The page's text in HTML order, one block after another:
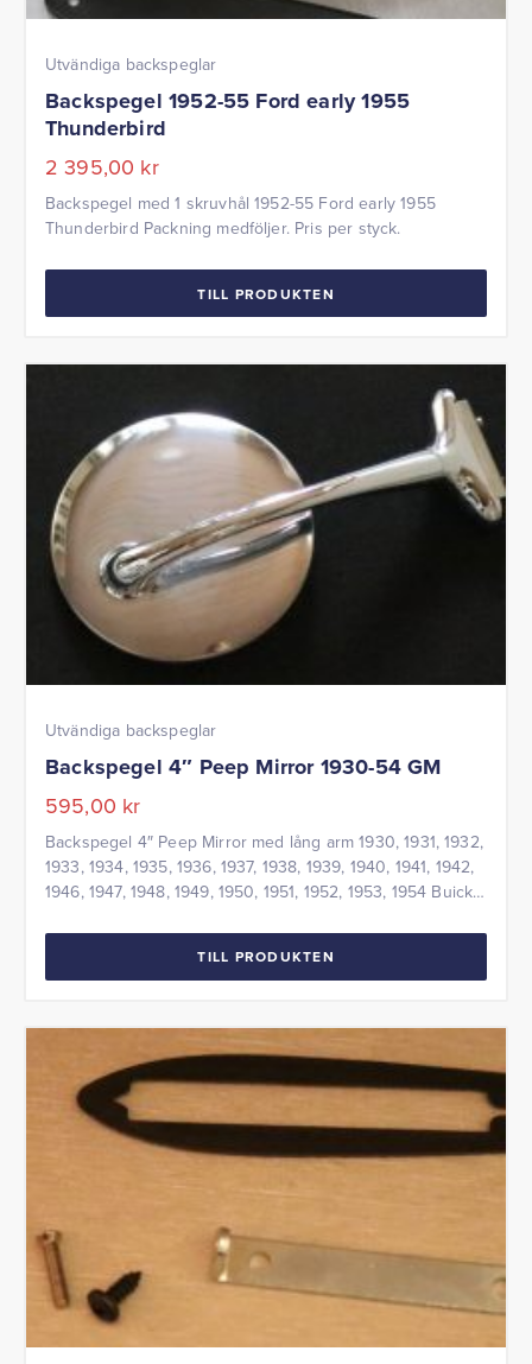
Utvändiga backspeglar
Backspegel 1952-55 Ford early 1955
Thunderbird
2 395,00 kr
Backspegel med 1 skruvhål 1952-55 Ford early 1955
Thunderbird Packning medföljer. Pris per styck.
TILL PRODUKTEN
Utvändiga backspeglar
Backspegel 4″ Peep Mirror 1930-54 GM
595,00 kr
Backspegel 4″ Peep Mirror med lång arm 1930, 1931, 1932,
1933, 1934, 1935, 1936, 1937, 1938, 1939, 1940, 1941, 1942,
1946, 1947, 1948, 1949, 1950, 1951, 1952, 1953, 1954 Buick,
TILL PRODUKTEN